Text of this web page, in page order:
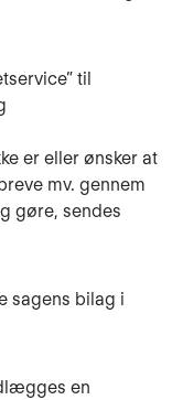
til
er eller ønsker at
mv. gennem
gøre, sendes
sagens bilag i
en